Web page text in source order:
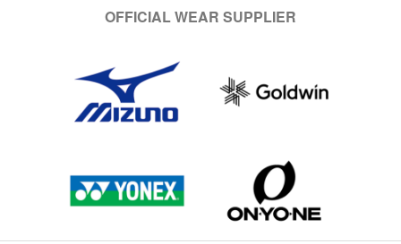
OFFICIAL WEAR SUPPLIER